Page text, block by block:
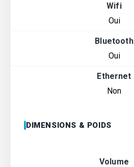
Wifi
Oui
Bluetooth
Oui
Ethernet
Non
DIMENSIONS & POIDS
Volume